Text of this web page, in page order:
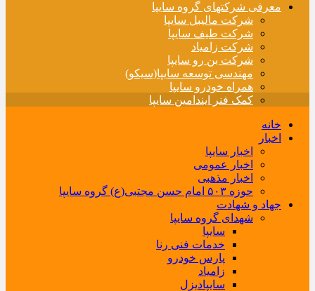
معرفی شرکتهای گروه سایپا
شرکت مالیبل سایپا
شرکت طیف سایپا
شرکت زامیاد
شرکت بن رو سایپا
مهندسی توسعه سایپا(سیکو)
همراه خودرو سایپا
کمک فنر ایندامین سایپا
خانه
اخبار
اخبار سایپا
اخبار عمومی
اخبار مذهبی
حوزه ۵۰۳ امام حسن مجتبی(ع) گروه سایپا
جهاد و شهادت
شهدای گروه سایپا
سایپا
خدمات فنی رنا
پارس خودرو
زامیاد
سایپادیزل